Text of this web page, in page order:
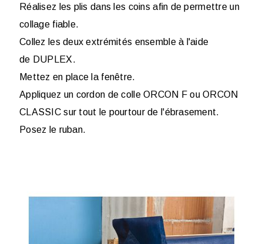
Réalisez les plis dans les coins afin de permettre un
collage fiable.
Collez les deux extrémités ensemble à l'aide
de DUPLEX.
Mettez en place la fenêtre.
Appliquez un cordon de colle ORCON F ou ORCON
CLASSIC sur tout le pourtour de l'ébrasement.
Posez le ruban.